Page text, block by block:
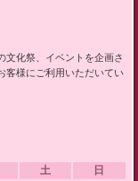
文化祭、イベントを企画さ
客様にご利用いただいてい
土 日